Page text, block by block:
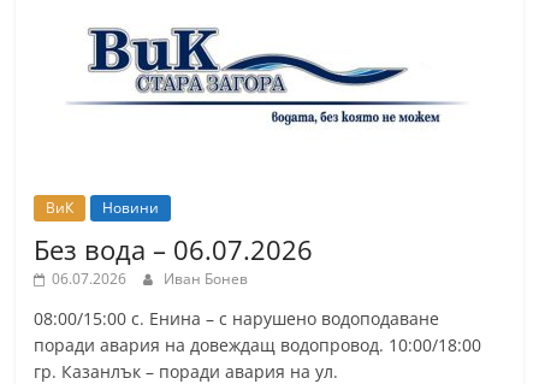
ВиК Новини
Без вода – 06.07.2026
06.07.2026 Иван Бонев
08:00/15:00 с. Енина – с нарушено водоподаване
поради авария на довеждащ водопровод. 10:00/18:00
гр. Казанлък – поради авария на ул.